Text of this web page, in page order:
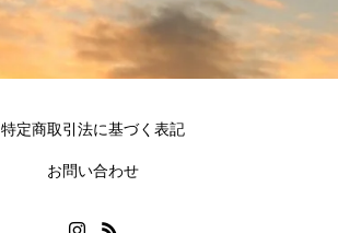
特定商取引法に基づく表記
お問い合わせ